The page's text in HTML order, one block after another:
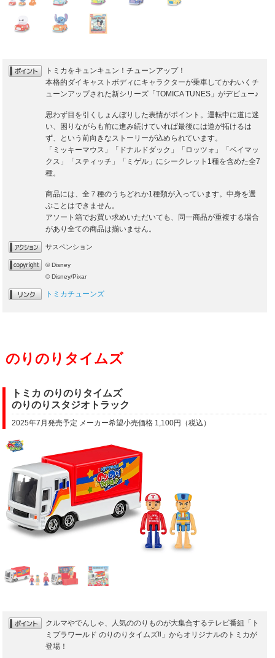
トミカをキュンキュン！チューンアップ！
本格的ダイキャストボディにキャラクターが乗車してかわいくチ
ューンアップされた新シリーズ「TOMICA TUNES」がデビュー♪
思わず目を引くしょんぼりした表情がポイント。運転中に道に迷
い、困りながらも前に進み続けていれば最後には道が拓けるは
ず、という前向きなストーリーが込められています。
「ミッキーマウス」「ドナルドダック」「ロッツォ」「ベイマッ
クス」「スティッチ」「ミゲル」にシークレット1種を含めた全7
種。
商品には、全７種のうちどれか1種類が入っています。中身を選
ぶことはできません。
アソート箱でお買い求めいただいても、同一商品が重複する場合
があり全ての商品は揃いません。
サスペンション
© Disney
© Disney/Pixar
トミカチューンズ
のりのりタイムズ
トミカ のりのりタイムズ
のりのりスタジオトラック
2025年7月発売予定 メーカー希望小売価格 1,100円（税込）
クルマやでんしゃ、人気ののりものが大集合するテレビ番組「ト
ミプラワールド のりのりタイムズ‼」からオリジナルのトミカが
登場！